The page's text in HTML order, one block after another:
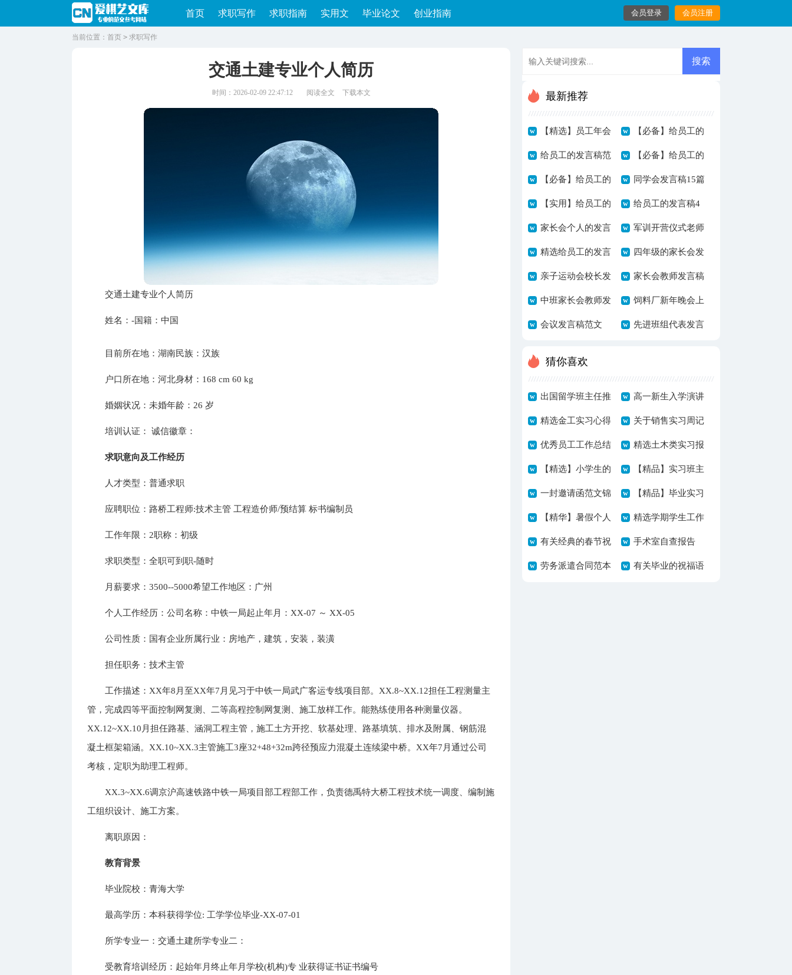
首页 求职写作 求职指南 实用文 毕业论文 创业指南 会员登录 会员注册
当前位置： 首页 > 求职写作
交通土建专业个人简历
时间：2026-02-09 22:47:12 阅读全文 下载本文
交通土建专业个人简历
姓名：-国籍：中国
目前所在地：湖南民族：汉族
户口所在地：河北身材：168 cm 60 kg
婚姻状况：未婚年龄：26 岁
培训认证： 诚信徽章：
求职意向及工作经历
人才类型：普通求职
应聘职位：路桥工程师:技术主管 工程造价师/预结算 标书编制员
工作年限：2职称：初级
求职类型：全职可到职-随时
月薪要求：3500--5000希望工作地区：广州
个人工作经历：公司名称：中铁一局起止年月：XX-07 ～ XX-05
公司性质：国有企业所属行业：房地产，建筑，安装，装潢
担任职务：技术主管
工作描述：XX年8月至XX年7月见习于中铁一局武广客运专线项目部。XX.8~XX.12担任工程测量主
管，完成四等平面控制网复测、二等高程控制网复测、施工放样工作。能熟练使用各种测量仪器。
XX.12~XX.10月担任路基、涵洞工程主管，施工土方开挖、软基处理、路基填筑、排水及附属、钢筋混
凝土框架箱涵。XX.10~XX.3主管施工3座32+48+32m跨径预应力混凝土连续梁中桥。XX年7月通过公司
考核，定职为助理工程师。
XX.3~XX.6调京沪高速铁路中铁一局项目部工程部工作，负责德禹特大桥工程技术统一调度、编制施
工组织设计、施工方案。
离职原因：
教育背景
毕业院校：青海大学
最高学历：本科获得学位: 工学学位毕业-XX-07-01
所学专业一：交通土建所学专业二：
受教育培训经历：起始年月终止年月学校(机构)专 业获得证书证书编号
最新推荐
【精选】员工年会
的发言稿模板集合
8篇
【必备】给员工的
发言稿3篇
给员工的发言稿范
文七篇
【必备】给员工的
发言稿模板7篇
【必备】给员工的
发言稿三篇
同学会发言稿15篇
【实用】给员工的
发言稿锦集9篇
给员工的发言稿4
篇
家长会个人的发言
稿3篇
军训开营仪式老师
发言稿
精选给员工的发言
稿范文八篇
四年级的家长会发
言稿
亲子运动会校长发
言稿
家长会教师发言稿
中班家长会教师发
言稿
饲料厂新年晚会上
的发言稿范文
会议发言稿范文 先进班组代表发言
猜你喜欢
出国留学班主任推
荐信4篇
高一新生入学演讲
稿
精选金工实习心得
体会集合4篇
关于销售实习周记
模板汇总七篇
优秀员工工作总结
优秀
精选土木类实习报
告集锦6篇
【精选】小学生的
自我介绍作文600
字九篇
【精品】实习班主
任工作总结合集十
篇
一封邀请函范文锦
集5篇
【精品】毕业实习
周记范文集合7篇
【精华】暑假个人
工作总结3篇
精选学期学生工作
计划8篇
有关经典的春节祝
福语汇总8篇
手术室自查报告
劳务派遣合同范本 有关毕业的祝福语